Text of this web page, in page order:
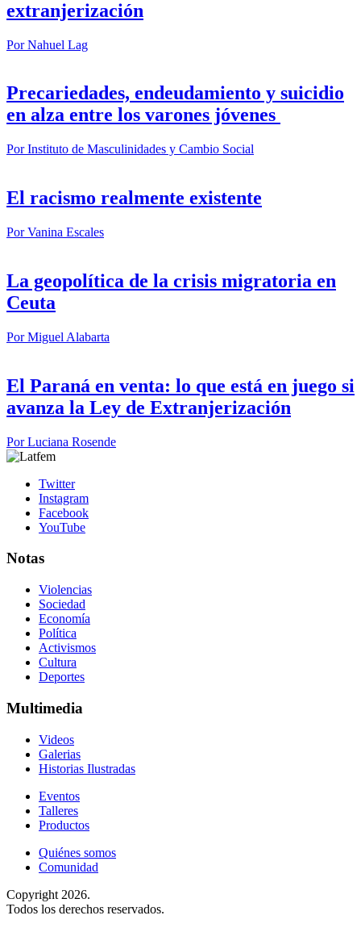
extranjerización
PorNahuel Lag
Precariedades, endeudamiento y suicidio
en alza entre los varones jóvenes
PorInstituto de Masculinidades y Cambio Social
El racismo realmente existente
PorVanina Escales
La geopolítica de la crisis migratoria en
Ceuta
PorMiguel Alabarta
El Paraná en venta: lo que está en juego si
avanza la Ley de Extranjerización
PorLuciana Rosende
Twitter
Instagram
Facebook
YouTube
Notas
Violencias
Sociedad
Economía
Política
Activismos
Cultura
Deportes
Multimedia
Videos
Galerias
Historias Ilustradas
Eventos
Talleres
Productos
Quiénes somos
Comunidad
Copyright 2026.
Todos los derechos reservados.